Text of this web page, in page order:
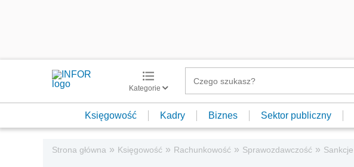
Kategorie
Księgowość Kadry Biznes Sektor publiczny
Strona główna » Księgowość » Rachunkowość » Sprawozdawczość »